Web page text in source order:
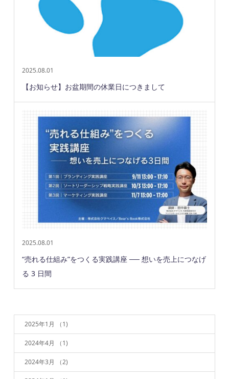
2025.08.01
【お知らせ】お盆期間の休業日につきまして
2025.08.01
“売れる仕組み”をつくる実践講座 ── 想いを売上につなげ
る 3 日間
2025年1月 （1)
2024年4月 （1)
2024年3月 （2)